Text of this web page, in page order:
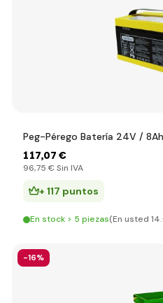
Peg-Pérego Batería 24V / 8Ah
117,07 €
96,75 € Sin IVA
+ 117 puntos
En stock > 5 piezas(En usted
-16%